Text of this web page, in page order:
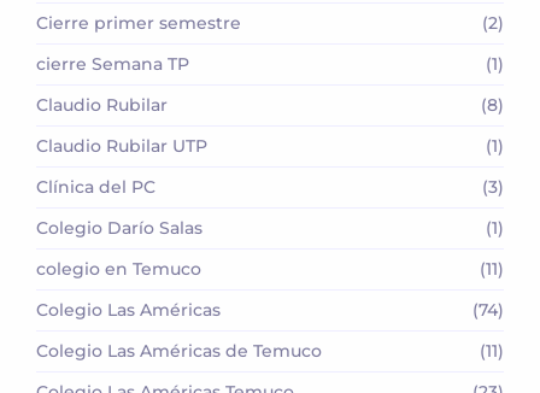
Cierre primer semestre
(2)
cierre Semana TP
(1)
Claudio Rubilar
(8)
Claudio Rubilar UTP
(1)
Clínica del PC
(3)
Colegio Darío Salas
(1)
colegio en Temuco
(11)
Colegio Las Américas
(74)
Colegio Las Américas de Temuco
(11)